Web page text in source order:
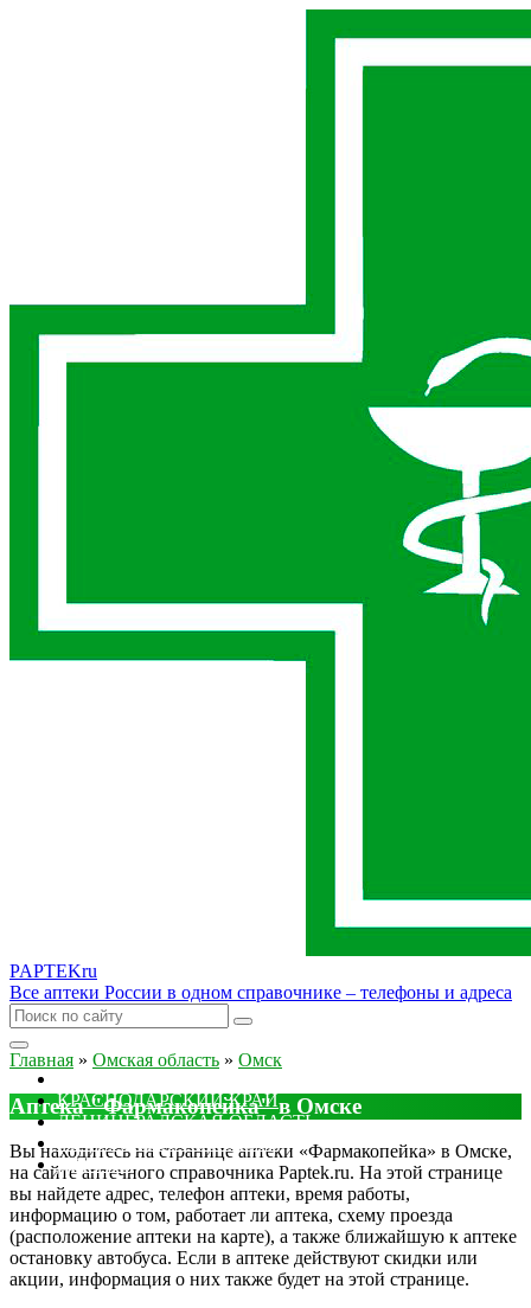
PAPTEKru
Все аптеки России в одном справочнике – телефоны и адреса
КРАСНОДАРСКИЙ КРАЙ
ЛЕНИНГРАДСКАЯ ОБЛАСТЬ
ДРУГИЕ
Главная » Омская область » Омск
Аптека "Фармакопейка" в Омске
Вы находитесь на странице аптеки «Фармакопейка» в Омске,
на сайте аптечного справочника Paptek.ru. На этой странице
вы найдете адрес, телефон аптеки, время работы,
информацию о том, работает ли аптека, схему проезда
(расположение аптеки на карте), а также ближайшую к аптеке
остановку автобуса. Если в аптеке действуют скидки или
акции, информация о них также будет на этой странице.